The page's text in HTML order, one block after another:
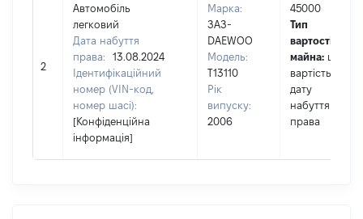
2
Автомобіль
легковий
Дата набуття
права:
13.08.2024
Ідентифікаційний
номер (VIN-код,
номер шасі):
[Конфіденційна
інформація]
Марка:
ЗАЗ-
DAEWOO
Модель:
T13110
Рік
випуску:
2006
45000
Тип
вартості
майна: це
вартість на
дату
набуття
права